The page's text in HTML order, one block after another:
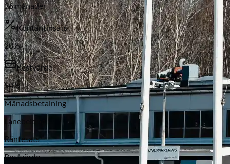
Subaru
36månader
Kontantinsats
20%
Restvärde
50%
Månadsbetalning
Lånebelopp
Räntesats*
Restvärde